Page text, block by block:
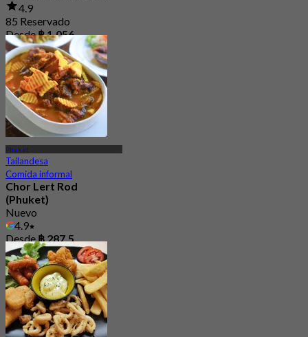
4.9
85 Reservado
Desde฿ 1,056
Phuket
Tailandesa
Comida informal
Chor Lert Rod
(Phuket)
Nuevo
4.9
Desde ฿ 287.5